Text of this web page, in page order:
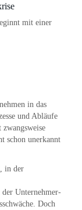
mit einer
in das
und Abläufe
zwangsweise
schon unerkannt
in der
Unternehmer-
Doch